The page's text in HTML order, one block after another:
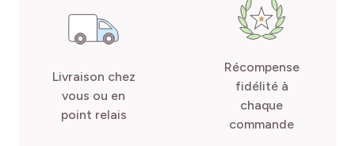
Livraison chez
vous ou en
point relais
Récompense
fidélité à
chaque
commande